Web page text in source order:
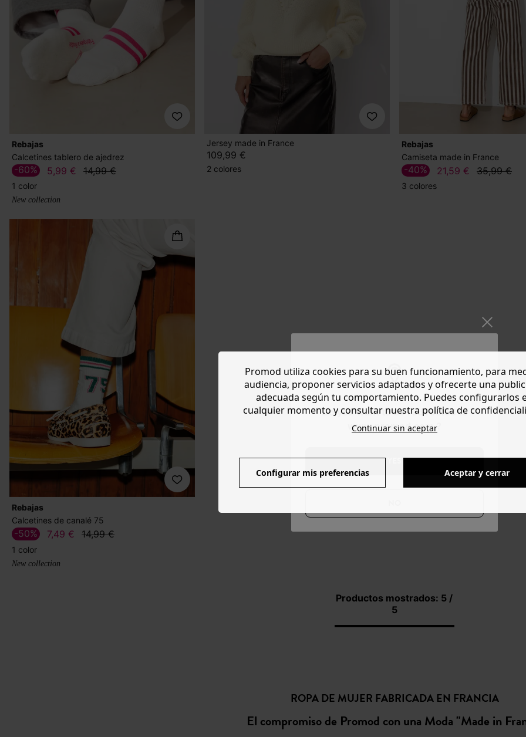
Do you want to be redirected to
www.promod.com ?
Rebajas
Calcetines tablero de ajedrez
5,99 € 14,99 €
-60%
1 color
New collection
Jersey made in France
109,99 €
2 colores
Rebajas
Camiseta made in France
21,59 € 35,99 €
-40%
3 colores
Rebajas
Calcetines de canalé 75
7,49 € 14,99 €
-50%
1 color
New collection
Productos mostrados: 5 /
5
ROPA DE MUJER FABRICADA EN FRANCIA
El compromiso de Promod con una Moda "Made in
Promod utiliza cookies para su buen funcionamiento, para
audiencia, proponer servicios adaptados y ofrecerte una
adecuada según tu comportamiento. Puedes configurarlos
cualquier momento y consultar nuestra política de
Continuar sin aceptar
Configurar mis preferencias Aceptar y cerrar